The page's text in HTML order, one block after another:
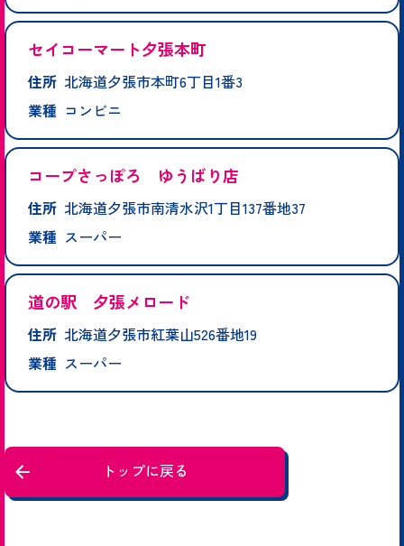
セイコーマート夕張本町
住所 北海道夕張市本町6丁目1番3
業種 コンビニ
コープさっぽろ ゆうばり店
住所 北海道夕張市南清水沢1丁目137番地37
業種 スーパー
道の駅 夕張メロード
住所 北海道夕張市紅葉山526番地19
業種 スーパー
トップに戻る